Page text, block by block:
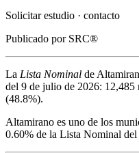
Solicitar estudio · contacto
Publicado por SRC®
La Lista Nominal de
del 9 de julio de 2026: 12,485
(48.8%).
Altamirano es uno de los
0.60% de la Lista Nominal del